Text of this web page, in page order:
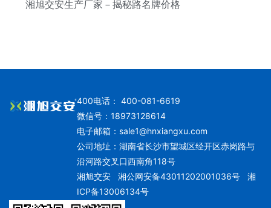
湘旭交安生产厂家－揭秘路名牌价格
400电话： 400-081-6619
微信号：18973128614
电子邮箱： sale1@hnxiangxu.com
公司地址：湖南省长沙市望城区经开区赤岗路与
沿河路交叉口西南角118号
湘旭交安湘公网安备43011202001036号
湘
ICP备13006134号